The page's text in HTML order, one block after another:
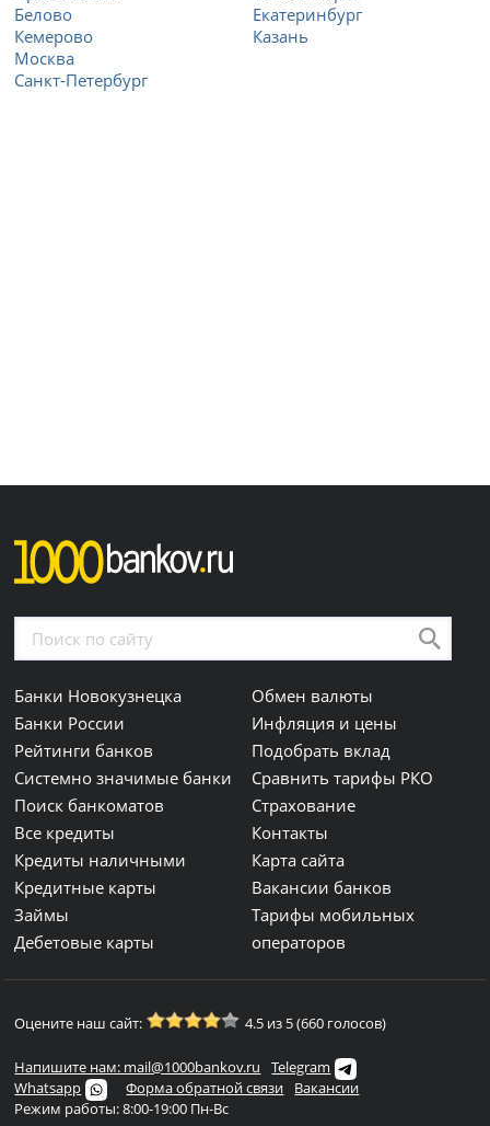
Белово
Кемерово
Москва
Санкт-Петербург
Екатеринбург
Казань
Банки Новокузнецка
Банки России
Рейтинги банков
Системно значимые банки
Поиск банкоматов
Все кредиты
Кредиты наличными
Кредитные карты
Займы
Дебетовые карты
Обмен валюты
Инфляция и цены
Подобрать вклад
Сравнить тарифы РКО
Страхование
Контакты
Карта сайта
Вакансии банков
Тарифы мобильных
операторов
Оцените наш сайт: 4.5 из 5 (660 голосов)
Напишите нам: mail@1000bankov.ru
Telegram
Whatsapp
Форма обратной связи
Вакансии
Режим работы: 8:00-19:00 Пн-Вс